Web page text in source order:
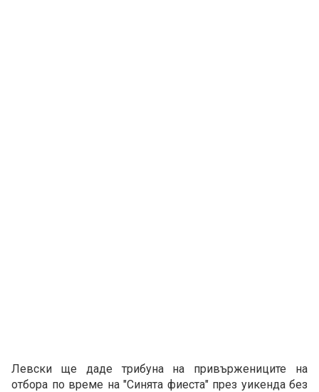
Левски ще даде трибуна на привържениците на
отбора по време на "Синята фиеста" през уикенда без